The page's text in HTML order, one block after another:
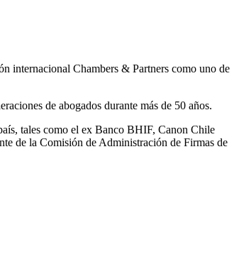
internacional Chambers & Partners como uno de
de abogados durante más de 50 años.
tales como el ex Banco BHIF, Canon Chile
de la Comisión de Administración de Firmas de